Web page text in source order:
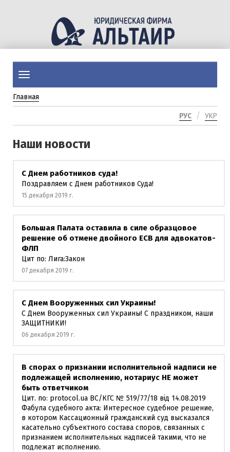
Toggle
navigation
Главная
РУС УКР
Наши новости
С Днем работников суда!
Поздравляем с Днем работников Суда!
15 декабря 2019 г.
Большая Палата оставила в силе образцовое
решение об отмене двойного ЕСВ для адвокатов-
ФЛП
Цит по: Лига:Закон
07 декабря 2019 г.
С Днем Вооруженных сил Украины!
С Днем Вооруженных сил Украины! С праздником, наши
ЗАЩИТНИКИ!
06 декабря 2019 г.
В спорах о признании исполнительной надписи не
подлежащей исполнению, нотариус НЕ может
быть ответчиком
Цит. по: protocol.ua ВС/КГС № 519/77/18 від 14.08.2019
Фабула судебного акта: Интересное судебное решение,
в котором Кассационный гражданский суд высказался
касательно субъектного состава споров, связанных с
признанием исполнительных надписей такими, что не
подлежат исполнению.